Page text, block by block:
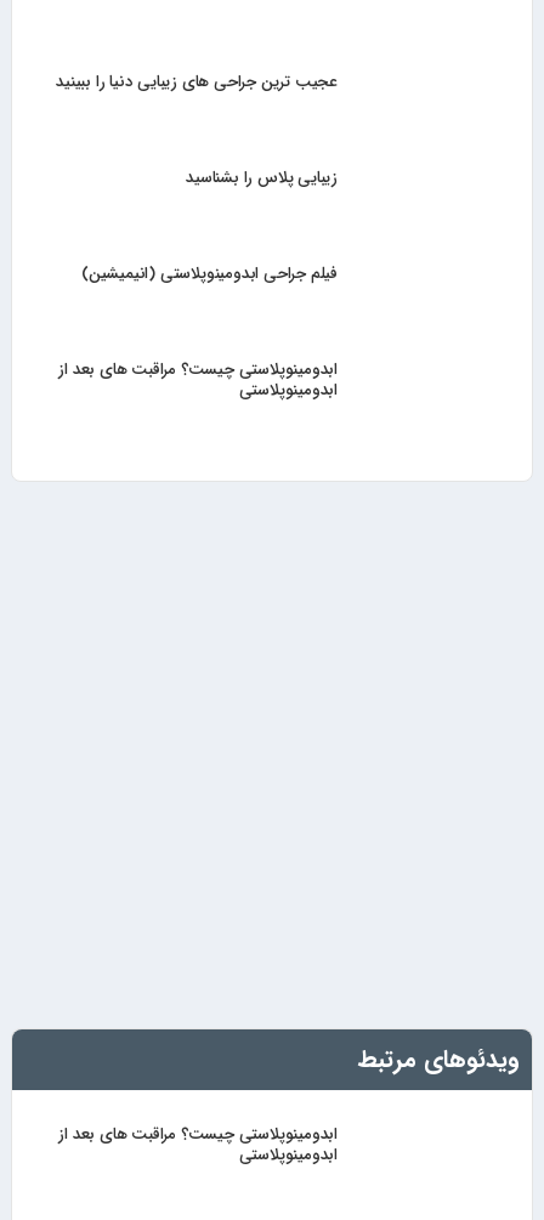
عجیب ترین جراحی های زیبایی دنیا را ببینید
زیبایی پلاس را بشناسید
فیلم جراحی ابدومینوپلاستی (انیمیشین)
ابدومینوپلاستی چیست؟ مراقبت های بعد از
ابدومینوپلاستی
ویدئوهای مرتبط
ابدومینوپلاستی چیست؟ مراقبت های بعد از
ابدومینوپلاستی